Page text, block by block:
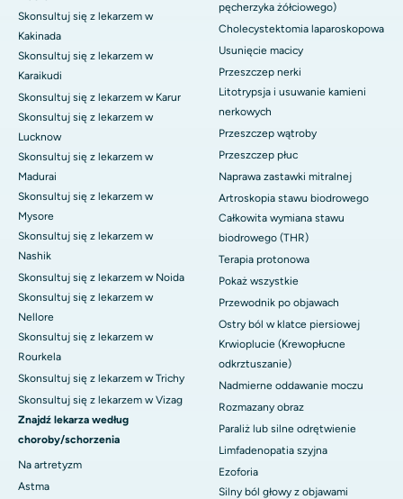
Skonsultuj się z lekarzem w
Kakinada
Skonsultuj się z lekarzem w
Karaikudi
Skonsultuj się z lekarzem w Karur
Skonsultuj się z lekarzem w
Lucknow
Skonsultuj się z lekarzem w
Madurai
Skonsultuj się z lekarzem w
Mysore
Skonsultuj się z lekarzem w
Nashik
Skonsultuj się z lekarzem w Noida
Skonsultuj się z lekarzem w
Nellore
Skonsultuj się z lekarzem w
Rourkela
Skonsultuj się z lekarzem w Trichy
Skonsultuj się z lekarzem w Vizag
Znajdź lekarza według
choroby/schorzenia
Na artretyzm
Astma
pęcherzyka żółciowego)
Cholecystektomia laparoskopowa
Usunięcie macicy
Przeszczep nerki
Litotrypsja i usuwanie kamieni
nerkowych
Przeszczep wątroby
Przeszczep płuc
Naprawa zastawki mitralnej
Artroskopia stawu biodrowego
Całkowita wymiana stawu
biodrowego (THR)
Terapia protonowa
Pokaż wszystkie
Przewodnik po objawach
Ostry ból w klatce piersiowej
Krwioplucie (Krewopłucne
odkrztuszanie)
Nadmierne oddawanie moczu
Rozmazany obraz
Paraliż lub silne odrętwienie
Limfadenopatia szyjna
Ezoforia
Silny ból głowy z objawami